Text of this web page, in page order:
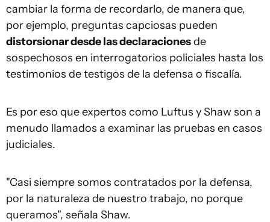
cambiar la forma de recordarlo, de manera que,
por ejemplo, preguntas capciosas pueden
distorsionar desde las declaracionesde
sospechosos en interrogatorios policiales hasta los
testimonios de testigos de la defensa o fiscalía.
Es por eso que expertos como Luftus y Shaw son a
menudo llamados a examinar las pruebas en casos
judiciales.
"Casi siempre somos contratados por la defensa,
por la naturaleza de nuestro trabajo, no porque
queramos", señala Shaw.